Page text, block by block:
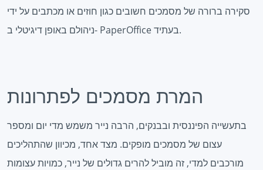
סקירה ברורה של מסמכים חשובים כגון חוזים או מכתבים על ידי
ניהולם באופן דיגיטלי ב- PaperOffice בעתיד.
המרת מסמכים לפתרונות
בתעשייה הפיננסית ובבנקים, הרבה נייר משמש מדי יום ומספר
עצום של מסמכים מופקים. מצד אחד, מכיוון שהתהליכים
מורכבים למדי, זה מוביל להרים גדולים של נייר, כמויות עצומות